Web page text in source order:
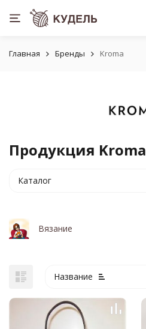
Главная Бренды Kroma
Продукция Kroma
Каталог
Вязание
Название